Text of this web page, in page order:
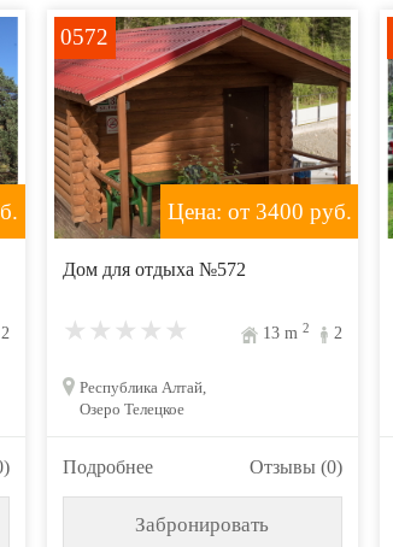
2
0572
Цена: от 3400 руб.
Дом для отдыха №572
13 m2 2
Республика Алтай,
Озеро Телецкое
Подробнее Отзывы (0)
Забронировать